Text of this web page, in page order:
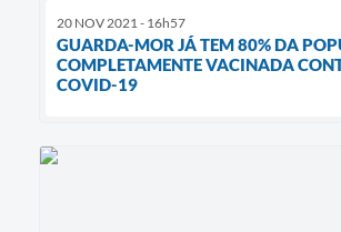
20 NOV 2021 - 16h57
GUARDA-MOR JÁ TEM 80% DA
COMPLETAMENTE VACINADA
COVID-19